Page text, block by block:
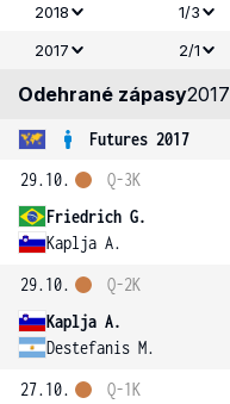
2018 1/3
2017
2/1
Odehrané zápasy2017
Futures 2017
29.10.
Friedrich G.
Kaplja A.
Q-3K
29.10.
Kaplja A.
Destefanis M.
Q-2K
27.10.
Q-1K